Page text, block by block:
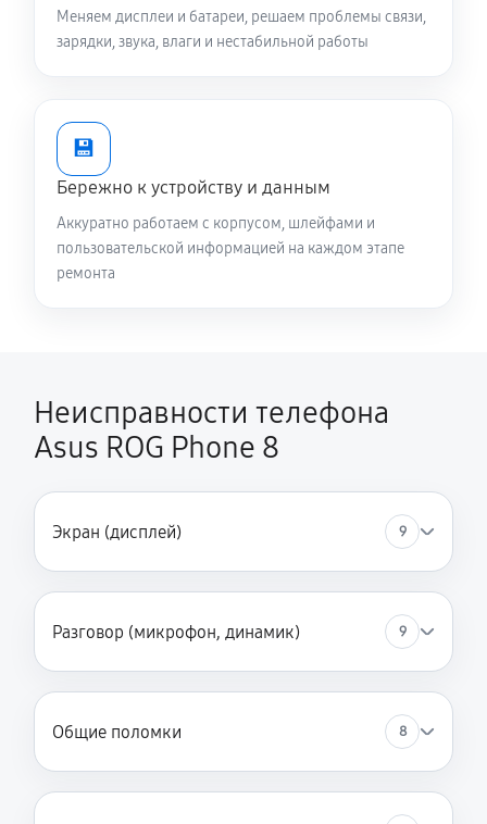
Меняем дисплеи и батареи, решаем проблемы связи,
зарядки, звука, влаги и нестабильной работы
💾
Бережно к устройству и данным
Аккуратно работаем с корпусом, шлейфами и
пользовательской информацией на каждом этапе
ремонта
Неисправности телефона
Asus ROG Phone 8
Экран (дисплей) 9
Разговор (микрофон, динамик) 9
Общие поломки 8